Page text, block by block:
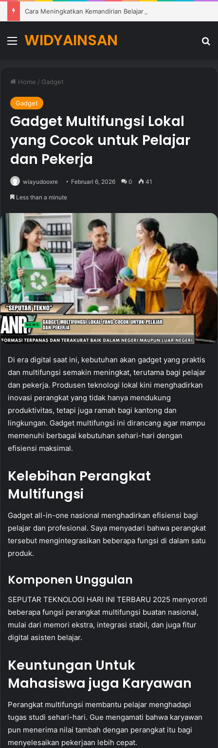
Menu
WIDYAINSAN
Home / Gadget
Gadget
Gadget Multifungsi Lokal
yang Cocok untuk Pelajar
dan Pekerja
wiayudooxre Februari 6, 2026 0 41
Less than a minute
Di era digital saat ini, kebutuhan akan gadget yang praktis
dan multifungsi semakin meningkat, terutama bagi pelajar
dan pekerja. Produsen teknologi lokal kini menghadirkan
inovasi perangkat yang tidak hanya mendukung
produktivitas, tetapi juga ramah bagi kantong dan
lingkungan. Gadget multifungsi ini dirancang agar mampu
memenuhi berbagai kebutuhan sehari-hari dengan
efisiensi maksimal.
Kelebihan Perangkat
Multifungsi
Gadget all-in-one nasional menghadirkan efisiensi bagi
pelajar dan profesional. Saya menyadari bahwa perangkat
tersebut mengintegrasikan beberapa fungsi di dalam satu
produk.
Komponen Unggulan
SEPUTAR TEKNOLOGI HARI INI TERBARU 2025 menyoroti
beberapa fungsi perangkat multifungsi buatan nasional,
mulai dari memori ekstra, integrasi stabil, dan juga fitur
digital asisten belajar.
Keuntungan Untuk
Mahasiswa juga Karyawan
Perangkat multifungsi membantu pelajar menghadapi
tugas studi sehari-hari. Gue mengamati bahwa karyawan
pun menerima nilai tambah dengan perangkat itu bagi
menyelesaikan pekerjaan lebih cepat.